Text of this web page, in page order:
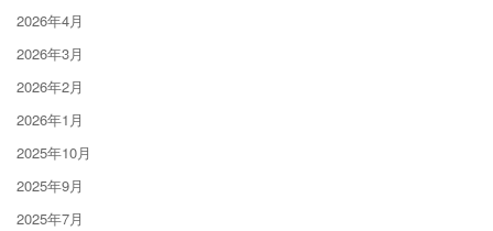
2026年4月
2026年3月
2026年2月
2026年1月
2025年10月
2025年9月
2025年7月